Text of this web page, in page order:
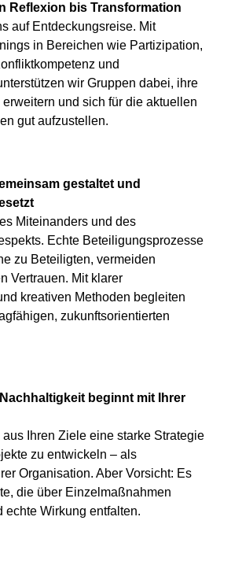
Reflexion bis Transformation
auf Entdeckungsreise. Mit
in Bereichen wie Partizipation,
und
wir Gruppen dabei, ihre
und sich für die aktuellen
gut aufzustellen.
gestaltet und
Miteinanders und des
Echte Beteiligungsprozesse
zu Beteiligten, vermeiden
Vertrauen. Mit klarer
kreativen Methoden begleiten
zukunftsorientierten
Nachhaltigkeit beginnt mit Ihrer
Ihren Ziele eine starke Strategie
zu entwickeln – als
Organisation. Aber Vorsicht: Es
die über Einzelmaßnahmen
echte Wirkung entfalten.